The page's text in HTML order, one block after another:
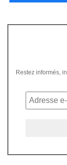
Restez informés,